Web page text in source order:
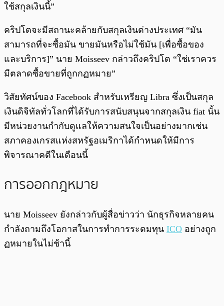
ใช้สกุลเงินนี้”
คริปโตจะมีสถานะคล้ายกับสกุลเงินต่างประเทศ “มัน
สามารถที่จะซื้อมัน ขายมันหรือไม่ใช้มัน [เพื่อซื้อของ
และบริการ]” นาย Moisseev กล่าวถึงคริปโต “ใช่เราควร
มีตลาดซื้อขายที่ถูกกฏหมาย”
วิสัยทัศน์ของ Facebook สำหรับเหรียญ Libra ซึ่งเป็นสกุล
เงินดิจิทัลทั่วโลกที่ได้รับการสนับสนุนจากสกุลเงิน fiat นั้น
มีหน่วยงานกำกับดูแลให้ความสนใจเป็นอย่างมากเช่น
สภาคองเกรสแห่งสหรัฐอเมริกาได้กำหนดให้มีการ
พิจารณาคดีในเดือนนี้
การออกกฎหมาย
นาย Moisseev ยังกล่าวกับผู้สื่อข่าวว่า นักธุรกิจหลายคน
กำลังถามถึงโอกาสในการทำการระดมทุน ICO อย่างถูก
ฏหมายในไม่ช้านี้